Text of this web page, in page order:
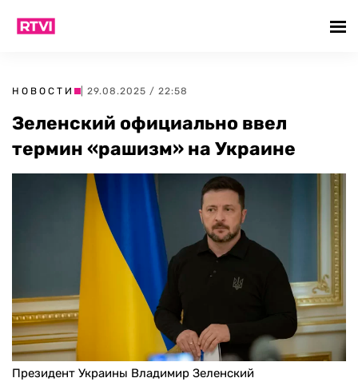
НОВОСТИ | 29.08.2025 / 22:58
Зеленский официально ввел
термин «рашизм» на Украине
Президент Украины Владимир Зеленский